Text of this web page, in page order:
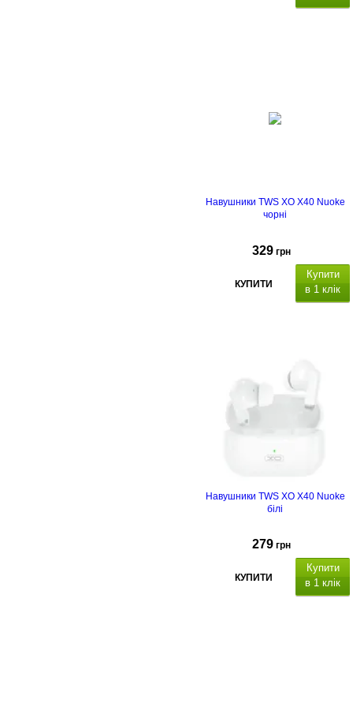
Навушники TWS XO X40 Nuoke
чорні
329 грн
КУПИТИ
Купити
в 1 клік
Навушники TWS XO X40 Nuoke
білі
279 грн
КУПИТИ
Купити
в 1 клік